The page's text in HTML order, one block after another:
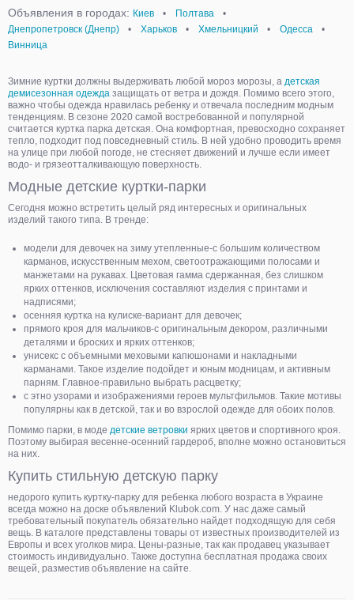
Объявления в городах: Киев • Полтава
•
Днепропетровск (Днепр)
• Харьков • Хмельницкий • Одесса
•
Винница
Зимние куртки должны выдерживать любой мороз морозы, а детская
демисезонная одежда защищать от ветра и дождя. Помимо всего этого,
важно чтобы одежда нравилась ребенку и отвечала последним модным
тенденциям. В сезоне 2020 самой востребованной и популярной
считается куртка парка детская. Она комфортная, превосходно сохраняет
тепло, подходит под повседневный стиль. В ней удобно проводить время
на улице при любой погоде, не стесняет движений и лучше если имеет
водо- и грязеотталкивающую поверхность.
Модные детские куртки-парки
Сегодня можно встретить целый ряд интересных и оригинальных
изделий такого типа. В тренде:
модели для девочек на зиму утепленные-с большим количеством
карманов, искусственным мехом, светоотражающими полосами и
манжетами на рукавах. Цветовая гамма сдержанная, без слишком
ярких оттенков, исключения составляют изделия с принтами и
надписями;
осенняя куртка на кулиске-вариант для девочек;
прямого кроя для мальчиков-с оригинальным декором, различными
деталями и броских и ярких оттенков;
унисекс с объемными меховыми капюшонами и накладными
карманами. Такое изделие подойдет и юным модницам, и активным
парням. Главное-правильно выбрать расцветку;
с этно узорами и изображениями героев мультфильмов. Такие мотивы
популярны как в детской, так и во взрослой одежде для обоих полов.
Помимо парки, в моде детские ветровки ярких цветов и спортивного кроя.
Поэтому выбирая весенне-осенний гардероб, вполне можно остановиться
на них.
Купить стильную детскую парку
недорого купить куртку-парку для ребенка любого возраста в Украине
всегда можно на доске объявлений Klubok.com. У нас даже самый
требовательный покупатель обязательно найдет подходящую для себя
вещь. В каталоге представлены товары от известных производителей из
Европы и всех уголков мира. Цены-разные, так как продавец указывает
стоимость индивидуально. Также доступна бесплатная продажа своих
вещей, разместив объявление на сайте.